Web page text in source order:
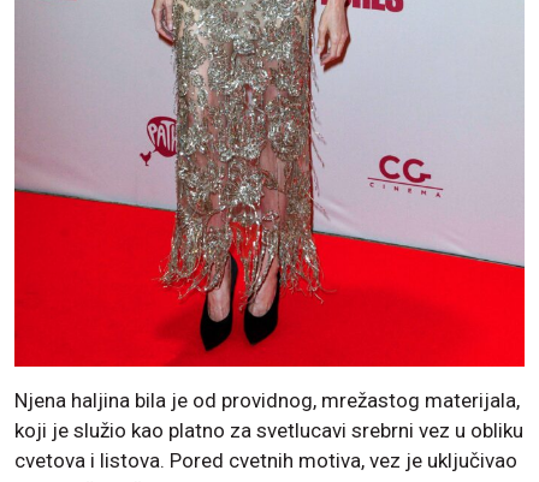
Njena haljina bila je od providnog, mrežastog materijala,
koji je služio kao platno za svetlucavi srebrni vez u obliku
cvetova i listova. Pored cvetnih motiva, vez je uključivao